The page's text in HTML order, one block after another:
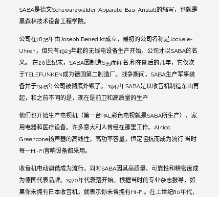
SABA是德文Schawarzwälder-Apparate-Bau-Anstalt的缩写，也就是
黑森林技术设备工程学院。
公司在1835年由Joseph Benedikt成立，最初的公司名称是Jockele-
Uhren，但只有1923年起的无线电设备生产开始，公司才以SABA的名
义。
在20世纪末，SABA因制造S35而闻名.和在随后的几年，它仅次
于TELEFUNKEN成为德国第二制造厂。战争期间，SABA生产军事装
备并于1945年公司被彻底炸毁了。
1947年SABA是以收音机制造东山再
起，和之前不同的是，现在是前卫和高质量的生产
他们也开始生产电视机（第一台PAL彩色电视就是SABA所生产），家
用电器和医疗设备。许多意大利人曾经在那里工作。Alnico
Greencone扬声器的高线性，高功率容量，恒定阻抗而成为流行.当时
每一Hi-Fi音响设备都采用。
收音机电动调谐成为流行，同时SABA因其高质量、可靠性和精密度成
为德国代表品牌。1970年代衰落开始。根据当时的专业杂志报导，如
果你未拥有日本收音机，就表示你未曾拥有Hi-Fi。在上世纪80年代，